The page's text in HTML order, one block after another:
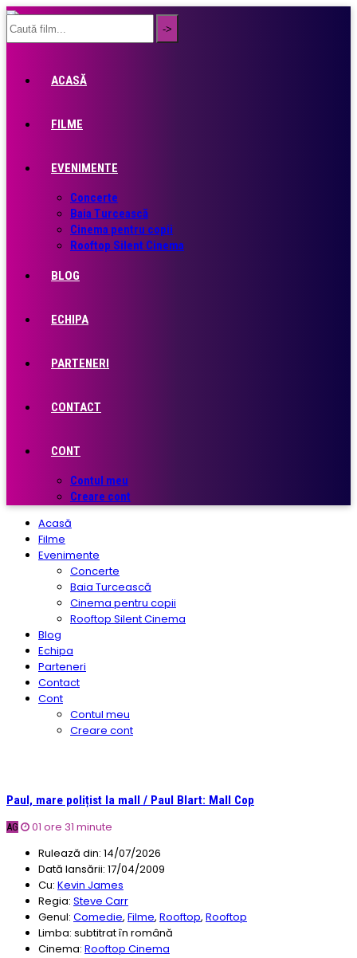
ACASĂ
FILME
EVENIMENTE
Concerte
Baia Turcească
Cinema pentru copii
Rooftop Silent Cinema
BLOG
ECHIPA
PARTENERI
CONTACT
CONT
Contul meu
Creare cont
Acasă
Filme
Evenimente
Concerte
Baia Turcească
Cinema pentru copii
Rooftop Silent Cinema
Blog
Echipa
Parteneri
Contact
Cont
Contul meu
Creare cont
Paul, mare polițist la mall / Paul Blart: Mall Cop
AG
01 ore 31 minute
Rulează din: 14/07/2026
Dată lansării: 17/04/2009
Cu: Kevin James
Regia: Steve Carr
Genul: Comedie, Filme, Rooftop, Rooftop
Limba: subtitrat în română
Cinema: Rooftop Cinema